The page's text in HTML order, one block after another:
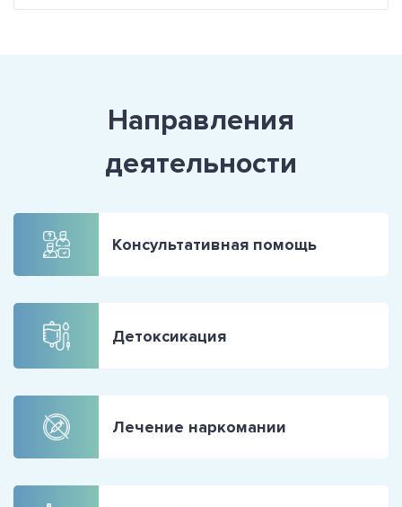
Направления
деятельности
Консультативная помощь
Детоксикация
Лечение наркомании